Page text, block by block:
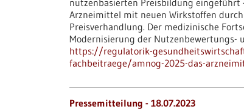
nutzenbasierten Preisbildung eingeführt
Arzneimittel mit neuen Wirkstoffen
Preisverhandlung. Der medizinische
Modernisierung der Nutzenbewertungs-
https://regulatorik-
fachbeitraege/amnog-2025-das-
Pressemitteilung - 18.07.2023